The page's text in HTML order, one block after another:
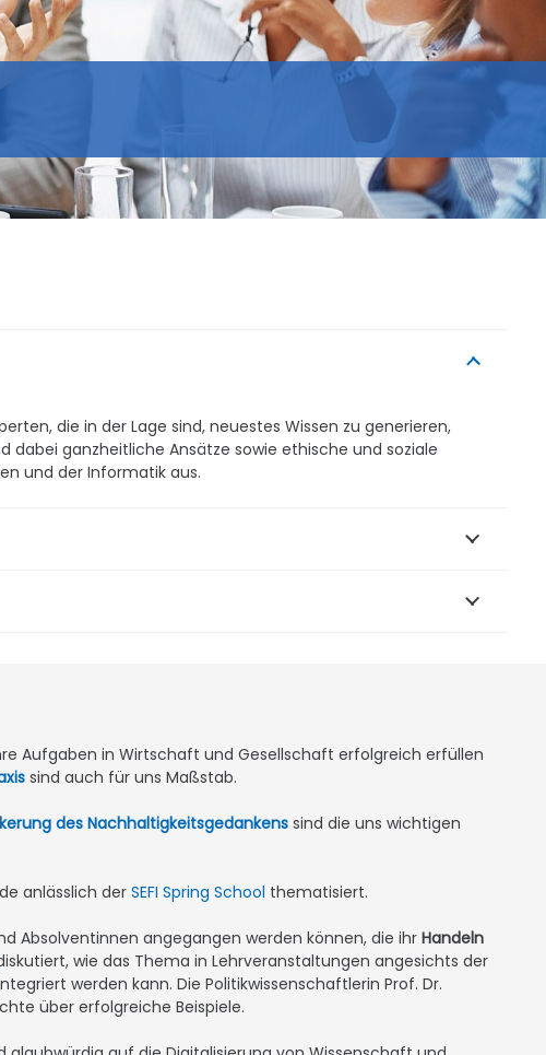
die in der Lage sind, neuestes Wissen zu generieren,
ganzheitliche Ansätze sowie ethische und soziale
und der Informatik aus.
Aufgaben in Wirtschaft und Gesellschaft erfolgreich erfüllen
sind auch für uns Maßstab.
des Nachhaltigkeitsgedankenssind die uns wichtigen
anlässlich der SEFI Spring School thematisiert.
Absolventinnen angegangen werden können, die ihr Handeln
wie das Thema in Lehrveranstaltungen angesichts der
werden kann. Die Politikwissenschaftlerin Prof. Dr.
über erfolgreiche Beispiele.